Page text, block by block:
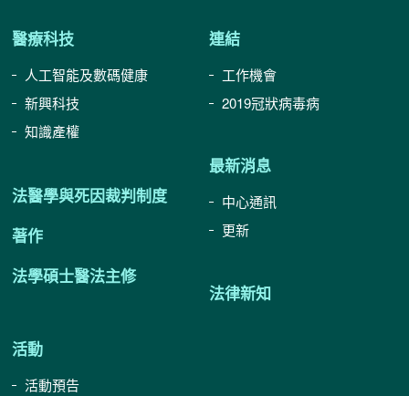
醫療科技
人工智能及數碼健康
新興科技
知識產權
法醫學與死因裁判制度
著作
法學碩士醫法主修
活動
活動預告
連結
工作機會
2019冠狀病毒病
最新消息
中心通訊
更新
法律新知